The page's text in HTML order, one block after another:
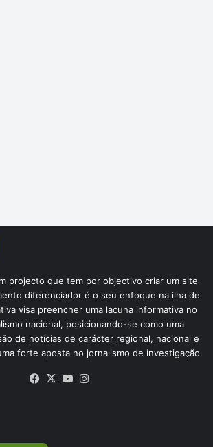
projecto que tem por objectivo criar um site
diferenciador é o seu enfoque na ilha de
visa preencher uma lacuna informativa no
nacional, posicionando-se como uma
de notícias de carácter regional, nacional e
forte aposta no jornalismo de investigação.
Facebook
X YouTube